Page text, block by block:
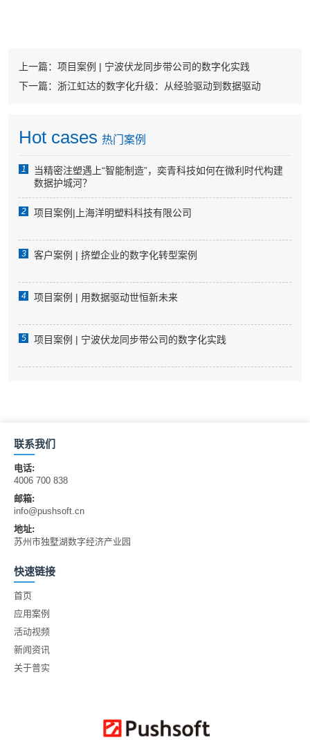
上一篇： 项目案例 | 宁波伏龙同步带公司的数字化实践
下一篇： 浙江虹达的数字化升级：从经验驱动到数据驱动
Hot cases 热门案例
1
当精密注塑遇上“智能制造”，奕青科技如何在微利时代构建
数据护城河？
2 项目案例|上海洋明塑料科技有限公司
3 客户案例 | 挤塑企业的数字化转型案例
4 项目案例 | 用数据驱动世恒新未来
5 项目案例 | 宁波伏龙同步带公司的数字化实践
联系我们
电话:
4006 700 838
邮箱:
info@pushsoft.cn
地址:
苏州市独墅湖数字经济产业园
快速链接
首页
应用案例
活动视频
新闻资讯
关于普实